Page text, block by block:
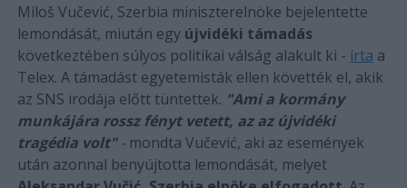
Miloš Vučević, Szerbia miniszterelnöke bejelentette
lemondását, miután egy újvidéki támadás
következtében súlyos politikai válság alakult ki - írta a
Telex. A támadást egyetemisták ellen követték el, akik
az SNS irodája előtt tüntettek. "Ami a kormány
munkájára rossz fényt vetett, az az újvidéki
tragédia volt"- mondta Vučević, aki az események
után azonnal benyújtotta lemondását, melyet